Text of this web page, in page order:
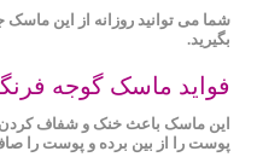
شما می توانید روزانه از این
بگیرید.
فواید ماسک گوجه
این ماسک باعث خنک و شفاف
پوست را از بین برده و پوست را